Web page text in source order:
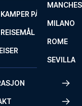
MILANO
ROME
SEVILLA
PÅ ÉN REISE
fotballtur
av Falkirk, eller
vi alt du trenger for
og komfort
skreddersyr du din
ønsker og behov.